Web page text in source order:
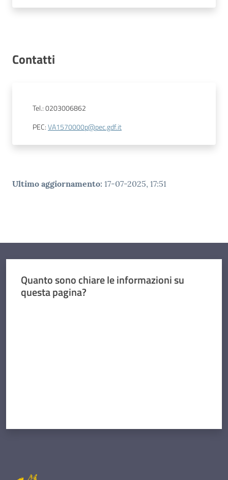
Contatti
Tel.:0203006862
PEC:VA1570000p@pec.gdf.it
Ultimo aggiornamento: 17-07-2025, 17:51
Quanto sono chiare le informazioni su
questa pagina?